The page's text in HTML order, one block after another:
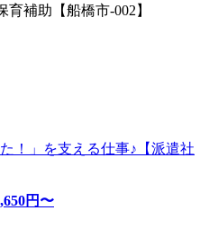
補助【船橋市-002】
！」を支える仕事♪【派遣社
円〜